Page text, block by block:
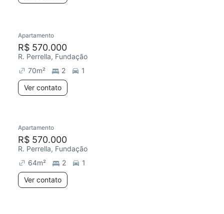
Redecorar
Apartamento
R$ 570.000
R. Perrella, Fundação
70m² 2
1
Ver contato
Redecorar
Apartamento
R$ 570.000
R. Perrella, Fundação
64m² 2
1
Ver contato